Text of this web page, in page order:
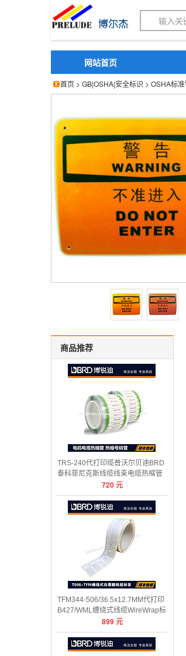
博尔杰PTS - 工
网站首页
首页 > GB|OSHA|安全标识 > OSHA标
博尔杰 警告
商品推荐
TRS-240代打印缆普沃尔贝迪BRD
泰科菲尼克斯线缆线束电缆热缩管
720元
TFM344-506/36.5x12.7MM代打印
B427/WML缠绕式线缆WireWrap标
899元